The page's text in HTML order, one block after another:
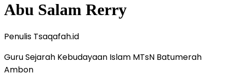
Abu Salam Rerry
Penulis Tsaqafah.id
Guru Sejarah Kebudayaan Islam MTsN Batumerah
Ambon